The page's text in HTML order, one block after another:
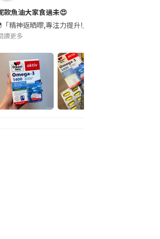
在機場安檢時，明明攜帶的行動電源機身已
碗冬瓜湯消暑解渴！除了解暑，冬瓜仲有好多
款魚油大家食過未😍
｢精神返晒嚟,專注力提升!｣ 長時間對住電腦､剪
讀更多